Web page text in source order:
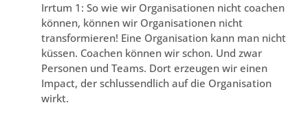
Irrtum 1: So wie wir Organisationen nicht coachen
können, können wir Organisationen nicht
transformieren! Eine Organisation kann man nicht
küssen. Coachen können wir schon. Und zwar
Personen und Teams. Dort erzeugen wir einen
Impact, der schlussendlich auf die Organisation
wirkt.